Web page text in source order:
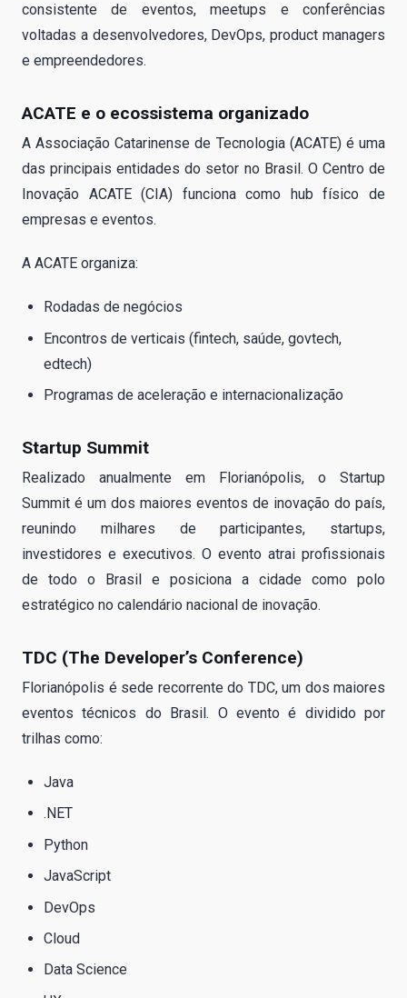
consistente de eventos, meetups e conferências
voltadas a desenvolvedores, DevOps, product managers
e empreendedores.
ACATE e o ecossistema organizado
A Associação Catarinense de Tecnologia (ACATE) é uma
das principais entidades do setor no Brasil. O Centro de
Inovação ACATE (CIA) funciona como hub físico de
empresas e eventos.
A ACATE organiza:
Rodadas de negócios
Encontros de verticais (fintech, saúde, govtech,
edtech)
Programas de aceleração e internacionalização
Startup Summit
Realizado anualmente em Florianópolis, o Startup
Summit é um dos maiores eventos de inovação do país,
reunindo milhares de participantes, startups,
investidores e executivos. O evento atrai profissionais
de todo o Brasil e posiciona a cidade como polo
estratégico no calendário nacional de inovação.
TDC (The Developer’s Conference)
Florianópolis é sede recorrente do TDC, um dos maiores
eventos técnicos do Brasil. O evento é dividido por
trilhas como:
Java
.NET
Python
JavaScript
DevOps
Cloud
Data Science